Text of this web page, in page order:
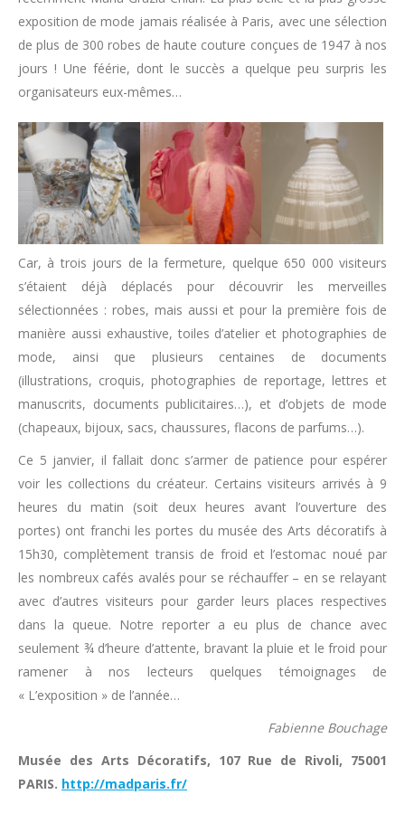
exposition de mode jamais réalisée à Paris, avec une sélection
de plus de 300 robes de haute couture conçues de 1947 à nos
jours ! Une féérie, dont le succès a quelque peu surpris les
organisateurs eux-mêmes…
Car, à trois jours de la fermeture, quelque 650 000 visiteurs
s’étaient déjà déplacés pour découvrir les merveilles
sélectionnées : robes, mais aussi et pour la première fois de
manière aussi exhaustive, toiles d’atelier et photographies de
mode, ainsi que plusieurs centaines de documents
(illustrations, croquis, photographies de reportage, lettres et
manuscrits, documents publicitaires…), et d’objets de mode
(chapeaux, bijoux, sacs, chaussures, flacons de parfums…).
Ce 5 janvier, il fallait donc s’armer de patience pour espérer
voir les collections du créateur. Certains visiteurs arrivés à 9
heures du matin (soit deux heures avant l’ouverture des
portes) ont franchi les portes du musée des Arts décoratifs à
15h30, complètement transis de froid et l’estomac noué par
les nombreux cafés avalés pour se réchauffer – en se relayant
avec d’autres visiteurs pour garder leurs places respectives
dans la queue. Notre reporter a eu plus de chance avec
seulement ¾ d’heure d’attente, bravant la pluie et le froid pour
ramener à nos lecteurs quelques témoignages de
« L’exposition » de l’année…
Fabienne Bouchage
Musée des Arts Décoratifs, 107 Rue de Rivoli, 75001
PARIS. http://madparis.fr/